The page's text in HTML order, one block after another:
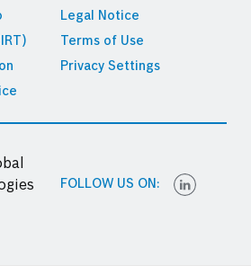
Legal Notice
Terms of Use
Privacy Settings
FOLLOW US ON: